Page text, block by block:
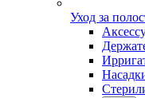
Уход за